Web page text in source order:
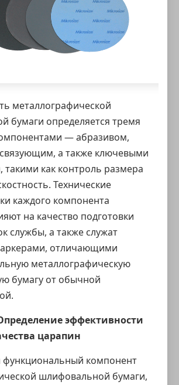
металлографической
бумаги определяется тремя
— абразивом,
а также ключевыми
как контроль размера
Технические
каждого компонента
на качество подготовки
службы, а также служат
отличающими
металлографическую
бумагу от обычной
эффективности
царапин
функциональный компонент
шлифовальной бумаги,